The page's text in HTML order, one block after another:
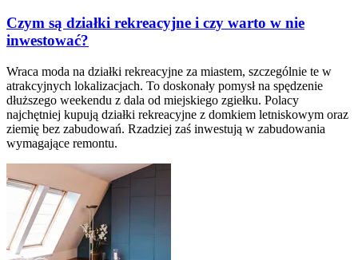
Czym są działki rekreacyjne i czy warto w nie
inwestować?
Wraca moda na działki rekreacyjne za miastem, szczególnie te w
atrakcyjnych lokalizacjach. To doskonały pomysł na spędzenie
dłuższego weekendu z dala od miejskiego zgiełku. Polacy
najchętniej kupują działki rekreacyjne z domkiem letniskowym oraz
ziemię bez zabudowań. Rzadziej zaś inwestują w zabudowania
wymagające remontu.